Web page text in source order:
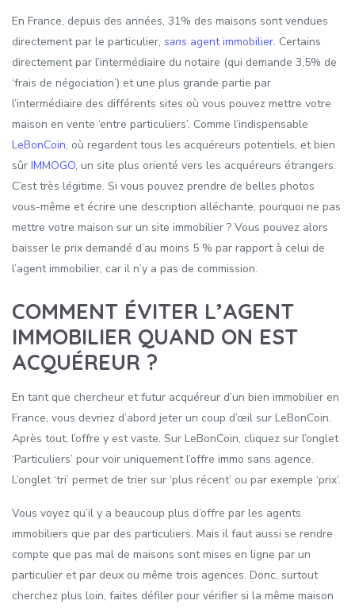
En France, depuis des années, 31% des maisons sont vendues
directement par le particulier, sans agent immobilier. Certains
directement par l’intermédiaire du notaire (qui demande 3,5% de
‘frais de négociation’) et une plus grande partie par
l’intermédiaire des différents sites où vous pouvez mettre votre
maison en vente ‘entre particuliers’. Comme l’indispensable
LeBonCoin, où regardent tous les acquéreurs potentiels, et bien
sûr IMMOGO, un site plus orienté vers les acquéreurs étrangers.
C’est très légitime. Si vous pouvez prendre de belles photos
vous-même et écrire une description alléchante, pourquoi ne pas
mettre votre maison sur un site immobilier ? Vous pouvez alors
baisser le prix demandé d’au moins 5 % par rapport à celui de
l’agent immobilier, car il n’y a pas de commission.
COMMENT ÉVITER L’AGENT
IMMOBILIER QUAND ON EST
ACQUÉREUR ?
En tant que chercheur et futur acquéreur d’un bien immobilier en
France, vous devriez d’abord jeter un coup d’œil sur LeBonCoin.
Après tout, l’offre y est vaste. Sur LeBonCoin, cliquez sur l’onglet
‘Particuliers’ pour voir uniquement l’offre immo sans agence.
L’onglet ‘tri’ permet de trier sur ‘plus récent’ ou par exemple ‘prix’.
Vous voyez qu’il y a beaucoup plus d’offre par les agents
immobiliers que par des particuliers. Mais il faut aussi se rendre
compte que pas mal de maisons sont mises en ligne par un
particulier et par deux ou même trois agences. Donc, surtout
cherchez plus loin, faites défiler pour vérifier si la même maison